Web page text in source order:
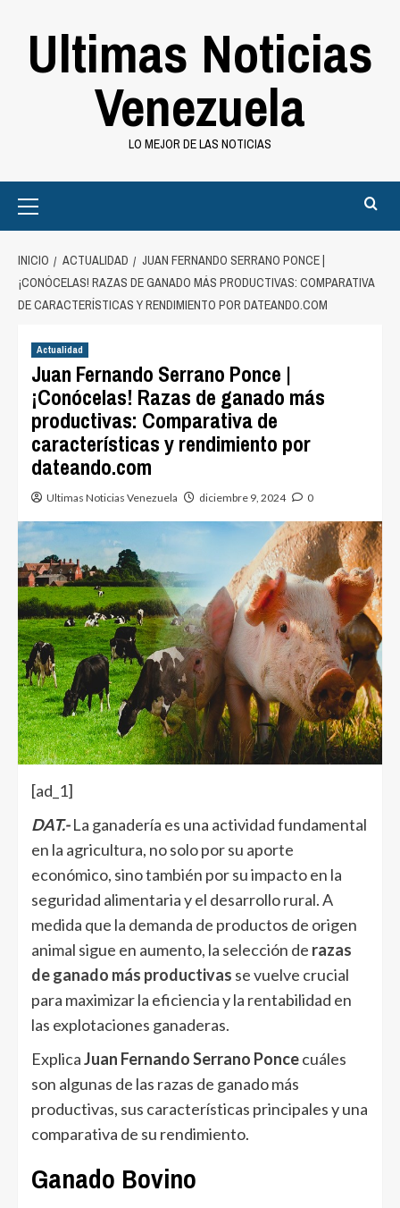
Ultimas Noticias
Venezuela
LO MEJOR DE LAS NOTICIAS
Menu
INICIO ACTUALIDAD
JUAN FERNANDO SERRANO PONCE |
¡CONÓCELAS! RAZAS DE GANADO MÁS PRODUCTIVAS: COMPARATIVA
DE CARACTERÍSTICAS Y RENDIMIENTO POR DATEANDO.COM
Actualidad
Juan Fernando Serrano Ponce |
¡Conócelas! Razas de ganado más
productivas: Comparativa de
características y rendimiento por
dateando.com
Ultimas Noticias Venezuela diciembre 9, 2024 0
[ad_1]
DAT.-La ganadería es una actividad fundamental
en la agricultura, no solo por su aporte
económico, sino también por su impacto en la
seguridad alimentaria y el desarrollo rural. A
medida que la demanda de productos de origen
animal sigue en aumento, la selección de razas
de ganado más productivas se vuelve crucial
para maximizar la eficiencia y la rentabilidad en
las explotaciones ganaderas.
ExplicaJuan Fernando Serrano Poncecuáles
son algunas de las razas de ganado más
productivas, sus características principales y una
comparativa de su rendimiento.
Ganado Bovino